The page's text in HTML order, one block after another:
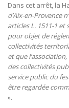
Dans cet arrêt, la
d’Aix-en-Provence
articles L. 1511-1
pour objet de
collectivités
et que
des collectivités
service public du
être regardée
».